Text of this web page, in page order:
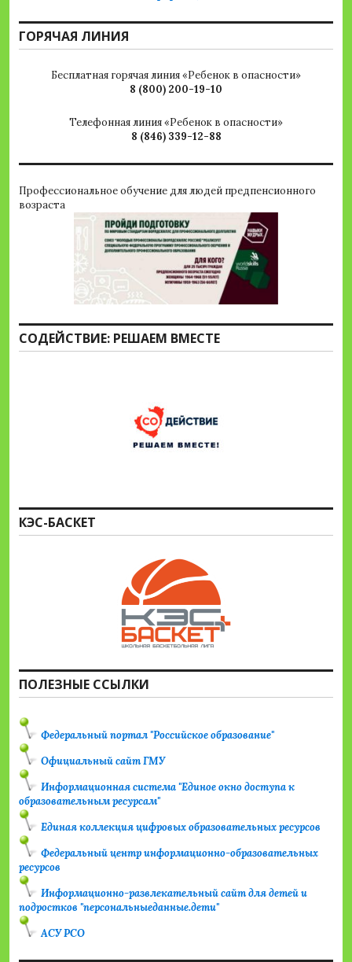
ГОРЯЧАЯ ЛИНИЯ
Бесплатная горячая линия «Ребенок в опасности»
8 (800) 200-19-10
Телефонная линия «Ребенок в опасности»
8 (846) 339-12-88
Профессиональное обучение для людей предпенсионного
возраста
СОДЕЙСТВИЕ: РЕШАЕМ ВМЕСТЕ
КЭС-БАСКЕТ
ПОЛЕЗНЫЕ ССЫЛКИ
Федеральный портал "Российское образование"
Официальный сайт ГМУ
Информационная система "Единое окно доступа к
образовательным ресурсам"
Единая коллекция цифровых образовательных ресурсов
Федеральный центр информационно-образовательных
ресурсов
Информационно-развлекательный сайт для детей и
подростков "персональныеданные.дети"
АСУ РСО